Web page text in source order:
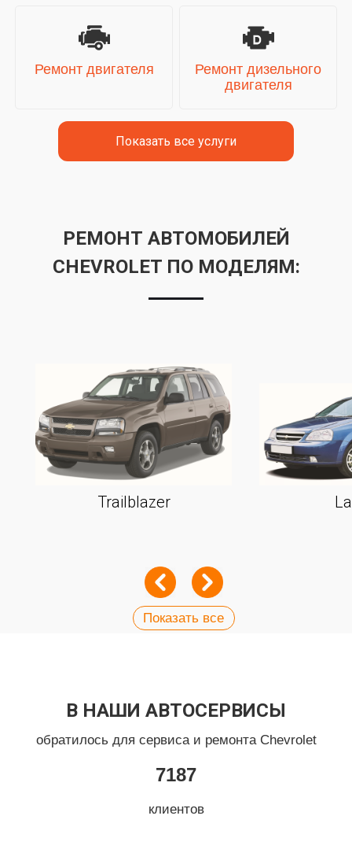
Ремонт двигателя
Ремонт дизельного
двигателя
Показать все услуги
РЕМОНТ АВТОМОБИЛЕЙ
CHEVROLET ПО МОДЕЛЯМ:
Показать все
Trailblazer
В НАШИ АВТОСЕРВИСЫ
обратилось для сервиса и ремонта Chevrolet
7187
клиентов